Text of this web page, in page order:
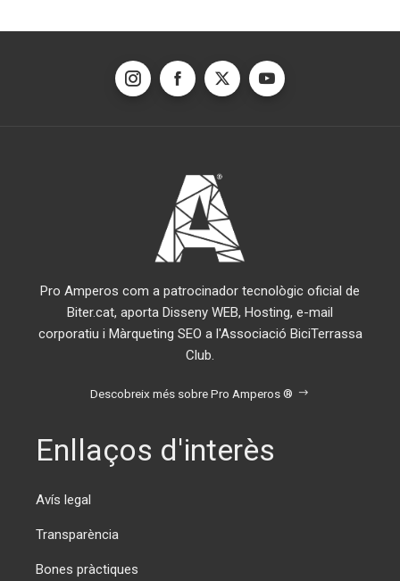
Pro Amperos com a patrocinador tecnològic oficial de
Biter.cat, aporta Disseny WEB, Hosting, e-mail
corporatiu i Màrqueting SEO a l'Associació BiciTerrassa
Club.
Descobreix més sobre Pro Amperos ®
Enllaços d'interès
Avís legal
Transparència
Bones pràctiques